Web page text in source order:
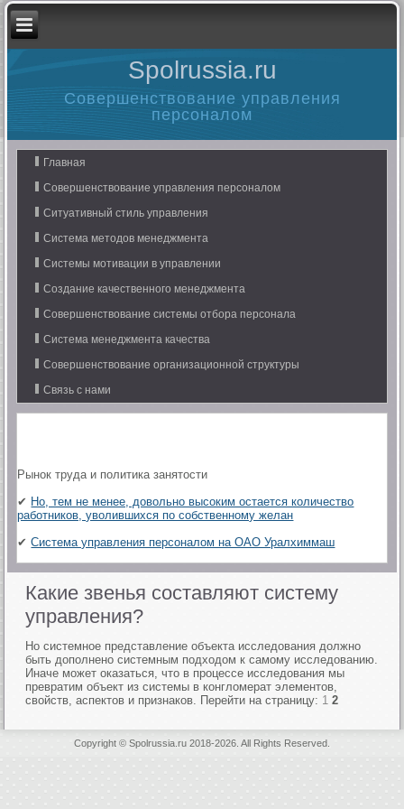
Spolrussia.ru
Совершенствование управления
персоналом
Главная
Совершенствование управления персоналом
Ситуативный стиль управления
Система методов менеджмента
Системы мотивации в управлении
Создание качественного менеджмента
Совершенствование системы отбора персонала
Система менеджмента качества
Совершенствование организационной структуры
Связь с нами
Рынок труда и политика занятости
✔ Но, тем не менее, довольно высоким остается количество
работников, уволившихся по собственному желан
✔Система управления персоналом на ОАО Уралхиммаш
Какие звенья составляют систему
управления?
Но системное представление объекта исследования должно
быть дополнено системным подходом к самому исследованию.
Иначе может оказаться, что в процессе исследования мы
превратим объект из системы в конгломерат элементов,
свойств, аспектов и признаков. Перейти на страницу: 1 2
Copyright © Spolrussia.ru 2018-2026. All Rights Reserved.